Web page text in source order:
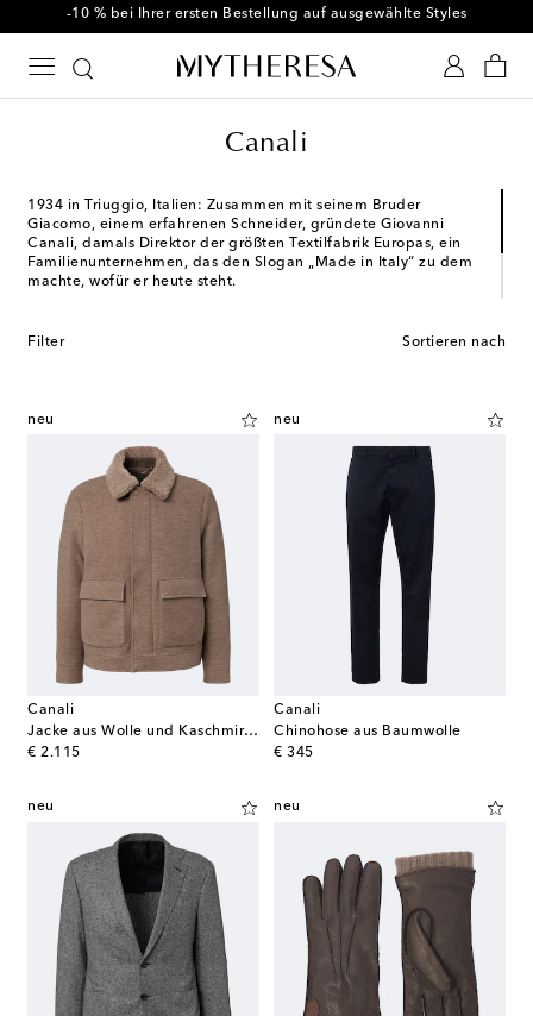
-10 % bei Ihrer ersten Bestellung auf ausgewählte Styles
Canali
1934 in Triuggio, Italien: Zusammen mit seinem Bruder
Giacomo, einem erfahrenen Schneider, gründete Giovanni
Canali, damals Direktor der größten Textilfabrik Europas, ein
Familienunternehmen, das den Slogan „Made in Italy“ zu dem
machte, wofür er heute steht.
Tragekomfort, edles Design auf Funktionalität und Tradition auf
Filter Sortieren nach
neu
Canali
Jacke aus Wolle und Kaschmir mit Shearling
€ 2.115
original price
neu
Canali
Chinohose aus Baumwolle
€ 345
original price
neu neu